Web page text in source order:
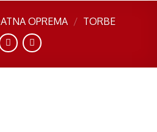
OPREMA / TORBE